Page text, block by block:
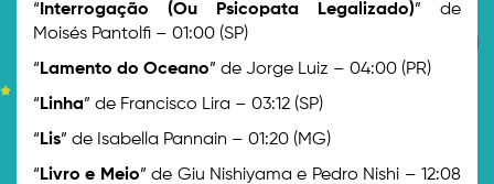
“ Interrogação (Ou Psicopata Legalizado)” de
Moisés Pantolfi – 01:00 (SP)
“ Lamento do Oceano” de Jorge Luiz – 04:00 (PR)
“ Linha” de Francisco Lira – 03:12 (SP)
“ Lis” de Isabella Pannain – 01:20 (MG)
“ Livro e Meio” de Giu Nishiyama e Pedro Nishi – 12:08